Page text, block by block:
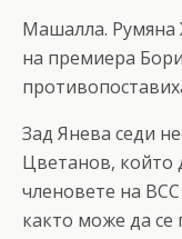
Машалла. Румяна
на премиера
Зад Янева седи
Цветанов, който
членовете на
както може да се